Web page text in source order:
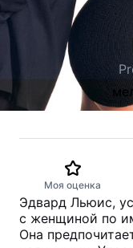
Моя оценка
Эдвард Льюис,
с женщиной по
Она